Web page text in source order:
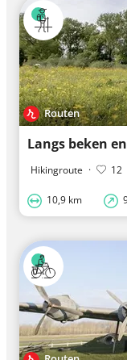
Routen
Langs beken
Hikingroute · 12
10,9 km